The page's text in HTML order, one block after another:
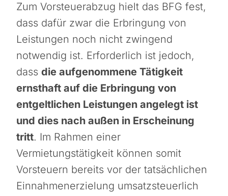
Zum Vorsteuerabzug hielt das BFG fest,
dass dafür zwar die Erbringung von
Leistungen noch nicht zwingend
notwendig ist. Erforderlich ist jedoch,
dass die aufgenommene Tätigkeit
ernsthaft auf die Erbringung von
entgeltlichen Leistungen angelegt ist
und dies nach außen in Erscheinung
tritt. Im Rahmen einer
Vermietungstätigkeit können somit
Vorsteuern bereits vor der tatsächlichen
Einnahmenerzielung umsatzsteuerlich